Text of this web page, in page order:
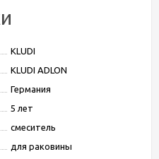
KLUDI
KLUDI ADLON
Германия
5 лет
смеситель
для раковины